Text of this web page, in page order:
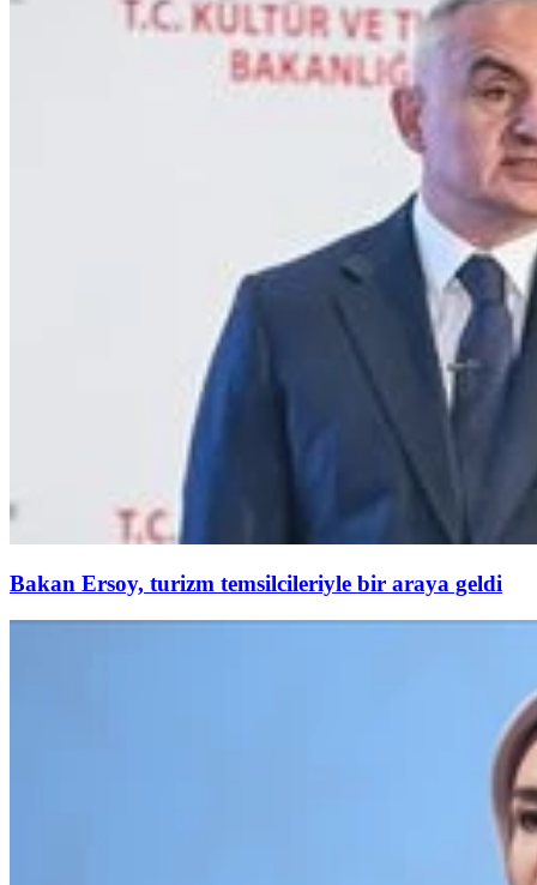
Bakan Ersoy, turizm temsilcileriyle bir araya geldi